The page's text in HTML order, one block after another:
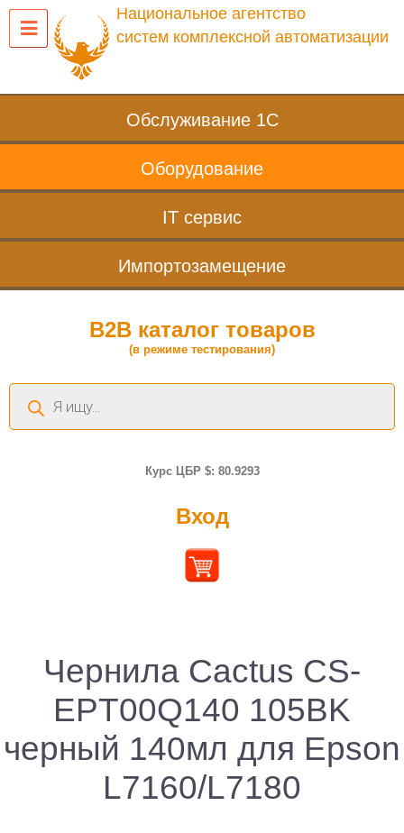
Национальное агентство
систем комплексной автоматизации
Обслуживание 1С
Оборудование
IT сервис
Импортозамещение
B2B каталог товаров
(в режиме тестирования)
Поиск
товаров
Курс ЦБР $: 80.9293
Вход
Чернила Cactus CS-
EPT00Q140 105BK
черный 140мл для Epson
L7160/L7180